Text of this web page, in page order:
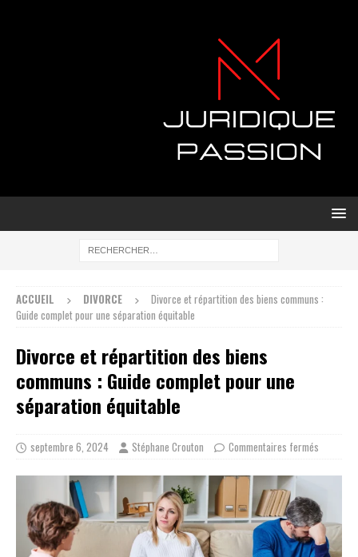
ACCUEIL DIVORCE
Divorce et répartition des biens communs :
Guide complet pour une séparation équitable
Divorce et répartition des biens
communs : Guide complet pour une
séparation équitable
septembre 6, 2024 Stéphane Crouton Commentaires fermés